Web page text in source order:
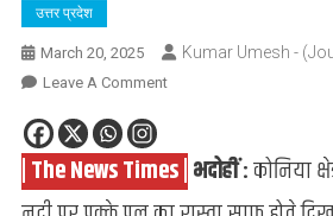
उत्तर प्रदेश
March 20, 2025 Kumar Umesh -
Leave A CommentOn
परिवहन
मंत्री
| The News Times | भदोहीं :कोनिया